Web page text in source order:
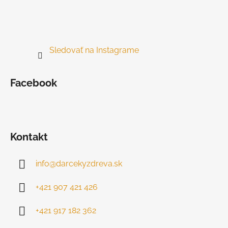
Sledovať na Instagrame
Facebook
Kontakt
info@darcekyzdreva.sk
+421 907 421 426
+421 917 182 362